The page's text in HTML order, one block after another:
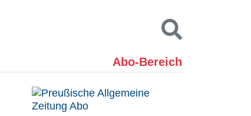
Abo-Bereich
Kontakt